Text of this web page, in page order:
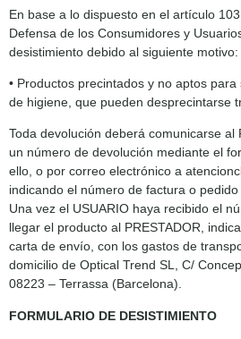
En base a lo dispuesto en el artículo
Defensa de los Consumidores y
desistimiento debido al siguiente motivo:
• Productos precintados y no aptos
de higiene, que pueden desprecintarse
Toda devolución deberá comunicarse al
un número de devolución mediante el
ello, o por correo electrónico a
indicando el número de factura o
Una vez el USUARIO haya recibido el
llegar el producto al PRESTADOR,
carta de envío, con los gastos de
domicilio de Optical Trend SL, C/
08223 – Terrassa (Barcelona).
FORMULARIO DE DESISTIMIENTO